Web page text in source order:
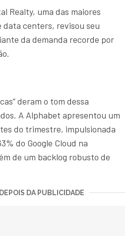
Realty, uma das maiores
data centers, revisou seu
da demanda recorde por
deram o tom dessa
A Alphabet apresentou um
do trimestre, impulsionada
do Google Cloud na
de um backlog robusto de
DA PUBLICIDADE